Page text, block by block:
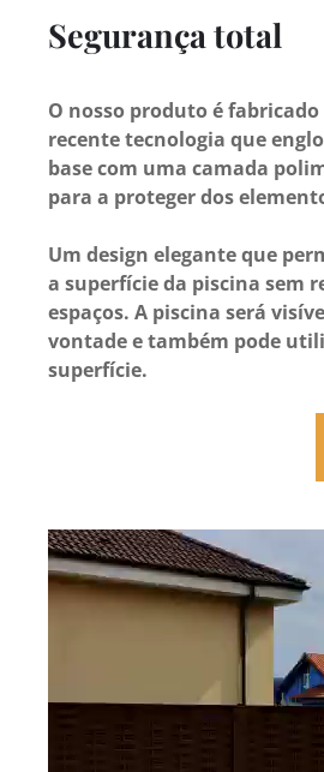
Segurança total
O nosso produto é
recente tecnologia que
base com uma camada
para a proteger dos
Um design elegante que
a superfície da piscina sem
espaços. A piscina será
vontade e também pode
superfície.